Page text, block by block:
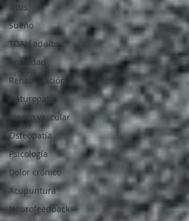
Ictus
Sueño
TDAH adulto
Ansiedad
Rehabilitación
Naturopatía
Riesgo vascular
Osteopatía
Psicología
Dolor crónico
Acupuntura
Neurofeedback